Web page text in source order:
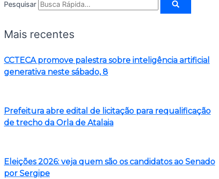
Pesquisar
Mais recentes
CCTECA promove palestra sobre inteligência artificial
generativa neste sábado, 8
Prefeitura abre edital de licitação para requalificação
de trecho da Orla de Atalaia
Eleições 2026: veja quem são os candidatos ao Senado
por Sergipe